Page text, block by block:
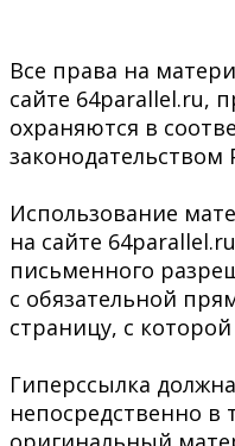
Все права на
сайте 64parallel.ru,
охраняются в
Использование
на сайте
письменного
с обязательной
страницу, с
Гиперссылка
непосредственно в